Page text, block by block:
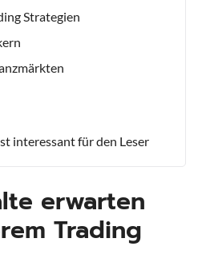
Strategien
interessant für den Leser
erwarten
Trading